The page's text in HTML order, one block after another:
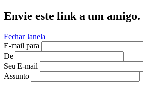
Envie este link a um amigo.
Fechar Janela
E-mail para
De
Seu E-mail
Assunto